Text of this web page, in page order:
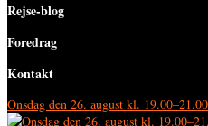
Rejse-blog
Foredrag
Kontakt
Onsdag den 26. august kl.